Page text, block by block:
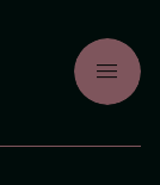
menu